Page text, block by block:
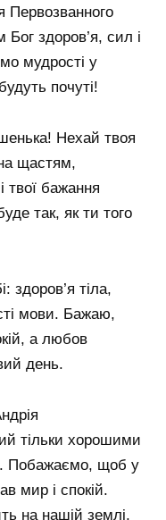
Первозванного
здоров’я, сил і
мудрості у
почуті!
Нехай твоя
щастям,
твої бажання
так, як ти того
здоров’я тіла,
мови. Бажаю,
а любов
день.
тільки хорошими
Побажаємо, щоб у
мир і спокій.
на нашій землі,